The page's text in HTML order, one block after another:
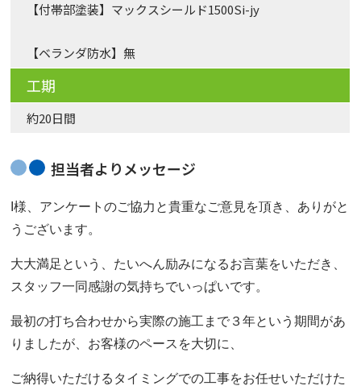
【付帯部塗装】マックスシールド1500Si-jy
【ベランダ防水】無
工期
約20日間
担当者よりメッセージ
I様、アンケートのご協力と貴重なご意見を頂き、ありがと
うございます。
大大満足という、たいへん励みになるお言葉をいただき、
スタッフ一同感謝の気持ちでいっぱいです。
最初の打ち合わせから実際の施工まで３年という期間があ
りましたが、お客様のペースを大切に、
ご納得いただけるタイミングでの工事をお任せいただけた